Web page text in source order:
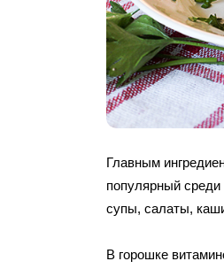
Главным
популярный
супы, салаты,
В горошке